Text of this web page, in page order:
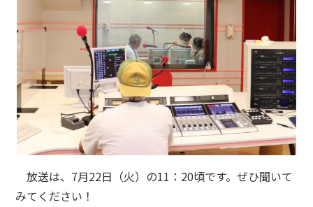
放送は、7月22日（火）の11：20頃です。ぜひ聞いて
みてください！